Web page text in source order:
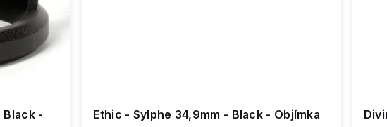
Black -
Ethic - Sylphe 34,9mm - Black - Objímka